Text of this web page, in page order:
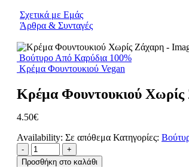
Σχετικά με Εμάς
Άρθρα & Συνταγές
Βούτυρο Από Καρύδια 100%
Κρέμα Φουντουκιού Vegan
Κρέμα Φουντουκιού Χωρίς
4.50€
Availability: Σε απόθεμα Κατηγορίες:
-
+
Προσθήκη στο καλάθι